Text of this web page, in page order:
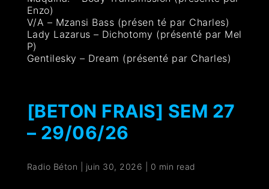
Enzo)
V/A – Mzansi Bass (présen té par Charles)
Lady Lazarus – Dichotomy (présenté par Mel
P)
Gentilesky – Dream (présenté par Charles)
[BETON FRAIS] SEM 27
– 29/06/26
Radio Béton juin 30, 2026 0 min read